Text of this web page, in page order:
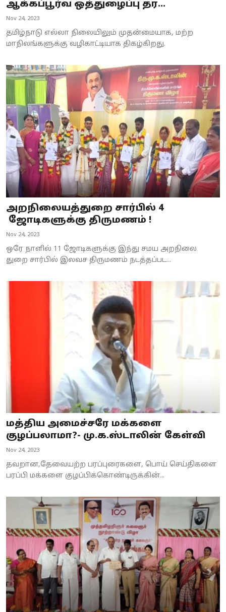
ஆக்கப்பூர்வ ஒத்துழைப்பு தர...
Nov 24, 2023
தமிழ்நாடு எல்லா நிலையிலும் முதன்மையாக, மற்ற
மாநிலங்களுக்கு வழிகாட்டியாக திகழ்கிறது.
அறநிலையத்துறை சார்பில் 4
ஜோடிகளுக்கு திருமணம் !
Nov 24, 2023
ஒரே நாளில் 11 ஜோடிகளுக்கு இந்து சமய அறநிலை
துறை சார்பில் இலவச திருமணம் நடத்தப்பட...
மத்திய அமைச்சரே மக்களை
குழப்பலாமா?- மு.க.ஸ்டாலின் கேள்வி
Nov 24, 2023
தவறான,தேவையற்ற பரப்புரைகளை, பொய் செய்திகளை
பரப்பி மக்களை குழப்பிக்கொண்டிருக்கின்...